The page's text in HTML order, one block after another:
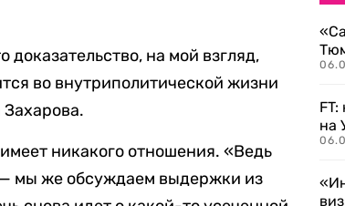
на мой взгляд,
во внутриполитической жизни
никакого отношения. «Ведь
мы же обсуждаем выдержки из
на